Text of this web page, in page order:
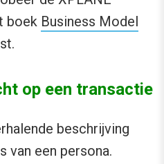
boek Business Model
op een transactie
beschrijving
van een persona.